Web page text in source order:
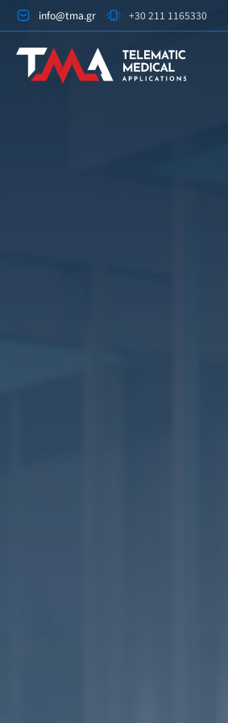
info@tma.gr +30 211 1165330